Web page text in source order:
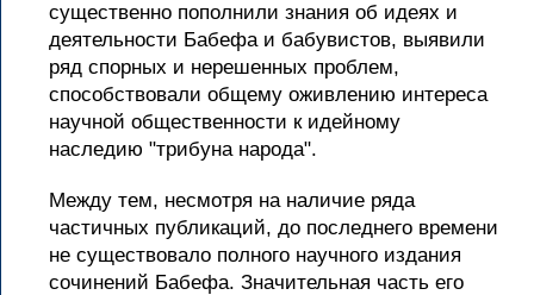
существенно пополнили знания об идеях и
деятельности Бабефа и бабувистов, выявили
ряд спорных и нерешенных проблем,
способствовали общему оживлению интереса
научной общественности к идейному
наследию "трибуна народа".
Между тем, несмотря на наличие ряда
частичных публикаций, до последнего времени
не существовало полного научного издания
сочинений Бабефа. Значительная часть его